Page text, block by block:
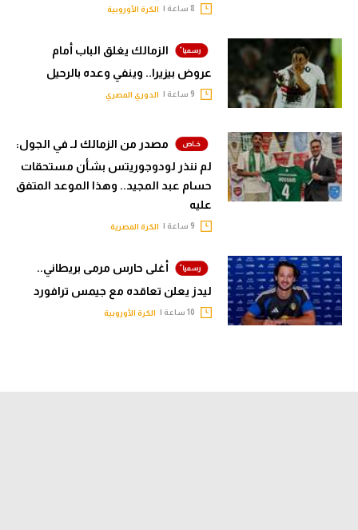
الكرة الأوروبية
الزمالك يغلق الباب أمام
عروض بيزيرا.. وينفي وعده بالرحيل
الدوري المصري
مصدر من الزمالك لـ في الجول:
لم ننذر لودوجوريتس بشأن مستحقات
حسام عبد المجيد.. وهذا الموعد المتفق
عليه
الكرة المصرية
أغلى حارس مرمى بريطاني..
ليدز يعلن تعاقده مع جيمس ترافورد
الكرة الأوروبية